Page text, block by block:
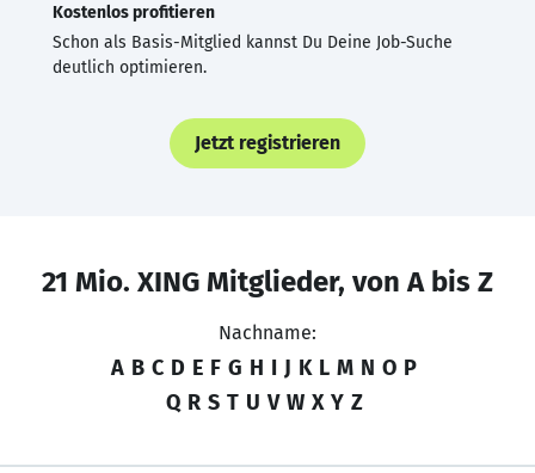
Kostenlos profitieren
Schon als Basis-Mitglied kannst Du Deine Job-Suche
deutlich optimieren.
Jetzt registrieren
21 Mio. XING Mitglieder, von A bis Z
Nachname:
A B C D E F G H I J K L M N O P
Q R S T U V W X Y Z